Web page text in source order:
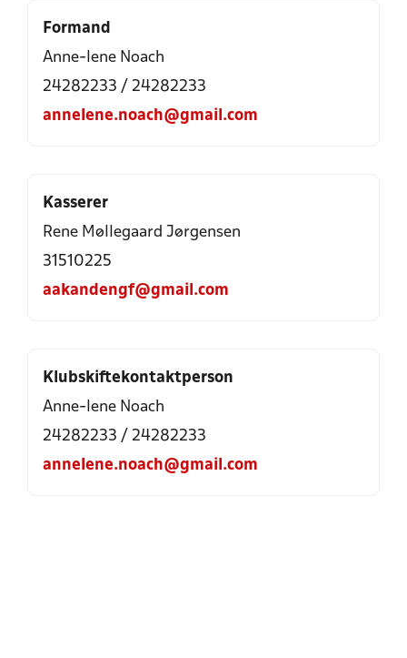
Formand
Anne-lene Noach
24282233 / 24282233
annelene.noach@gmail.com
Kasserer
Rene Møllegaard Jørgensen
31510225
aakandengf@gmail.com
Klubskiftekontaktperson
Anne-lene Noach
24282233 / 24282233
annelene.noach@gmail.com